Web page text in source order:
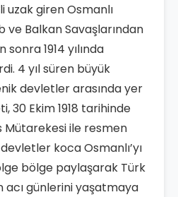
giren Osmanlı
ve Balkan Savaşlarından
1914 yılında
4 yıl süren büyük
devletler arasında yer
30 Ekim 1918 tarihinde
Mütarekesi ile resmen
koca Osmanlı’yı
bölge paylaşarak Türk
acı günlerini yaşatmaya